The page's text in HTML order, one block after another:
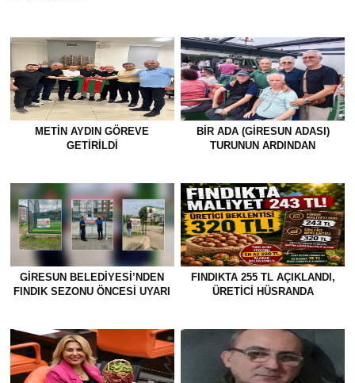
METİN AYDIN GÖREVE
GETİRİLDİ
BİR ADA (GİRESUN ADASI)
TURUNUN ARDINDAN
GİRESUN BELEDİYESİ’NDEN
FINDIK SEZONU ÖNCESİ UYARI
FINDIKTA 255 TL AÇIKLANDI,
ÜRETİCİ HÜSRANDA